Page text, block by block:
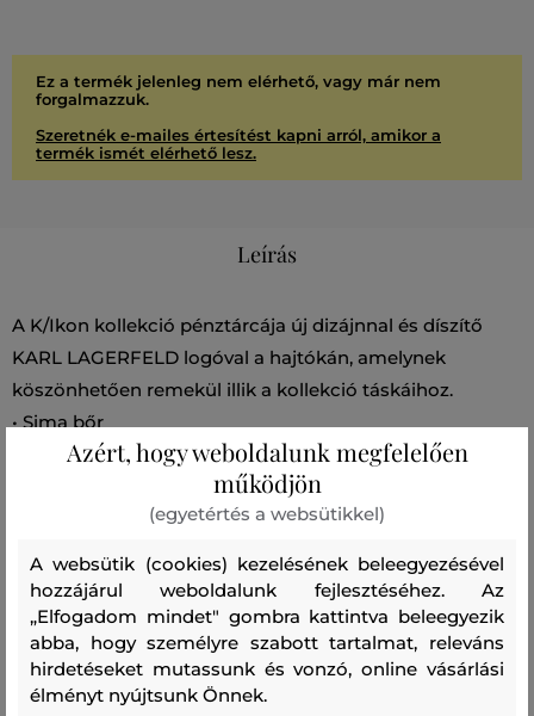
Ez a termék jelenleg nem elérhető, vagy már nem
forgalmazzuk.
Szeretnék e-mailes értesítést kapni arról, amikor a
termék ismét elérhető lesz.
Leírás
A K/Ikon kollekció pénztárcája új dizájnnal és díszítő
KARL LAGERFELD logóval a hajtókán, amelynek
köszönhetően remekül illik a kollekció táskáihoz.
• Sima bőr
• 6 rekesz kártyáknak
• KARL aláírás az elülső oldalon
Méretek: 13 x 9,5 x 2,5 cm
100% marhabőr
Szezon: SS21 Termék kódja
Azért, hogy weboldalunk megfelelően
működjön
(egyetértés a websütikkel)
A websütik (cookies) kezelésének beleegyezésével
hozzájárul weboldalunk fejlesztéséhez. Az
„Elfogadom mindet" gombra kattintva beleegyezik
abba, hogy személyre szabott tartalmat, releváns
hirdetéseket mutassunk és vonzó, online vásárlási
élményt nyújtsunk Önnek.